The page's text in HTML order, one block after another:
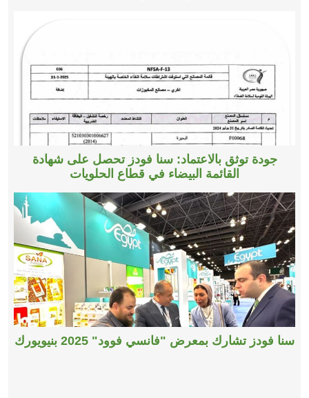
جودة توثق بالاعتماد: سنا فودز تحصل على شهادة
القائمة البيضاء في قطاع الحلويات
سنا فودز تشارك بمعرض "فانسي فوود" 2025 بنيويورك